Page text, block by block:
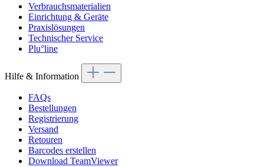
Verbrauchsmaterialien
Einrichtung & Geräte
Praxislösungen
Technischer Service
Plu°line
Hilfe & Information
FAQs
Bestellungen
Registrierung
Versand
Retouren
Barcodes erstellen
Download TeamViewer